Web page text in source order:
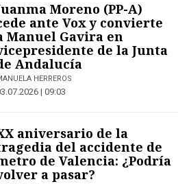
Moreno (PP-A)
ante Vox y convierte
Manuel Gavira en
de la Junta
Andalucía
HERREROS
| 09:03
aniversario de la
del accidente de
de Valencia: ¿Podría
a pasar?​